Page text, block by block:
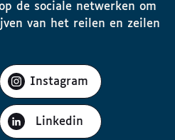
de sociale netwerken om
van het reilen en zeilen
Instagram
Linkedin